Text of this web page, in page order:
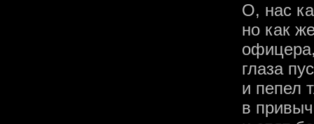
О, нас
но как
глаза
и пепел
в